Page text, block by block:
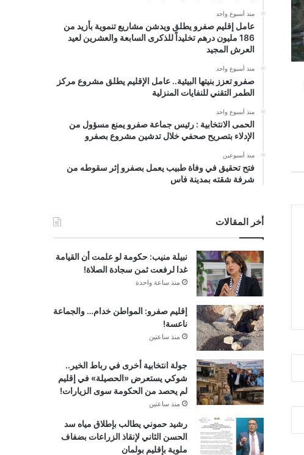
منذ أسبوع واحد
عامل إقليم صفرو يطلق ويدشن مشاريع تنموية بأزيد من
186 مليون درهم تخليداً للذكرى السابعة والعشرين لعيد
العرش المجيد
منذ أسبوع واحد
صفرو تعزز بنيتها البيئية.. عامل الإقليم يطلق مشروع مركز
الطمر التقني للنفايات المنزلية
منذ أسبوع واحد
الحمى الانتخابية : رئيس جماعة صفرو يمنع مسؤول من
الإدلاء بتصريح صحفي خلال تدشين مشروع بصفرو
منذ أسبوعين
فتح تحقيق في وفاة طبيب يعمل بصفرو إثر سقوطه من
شرفة شقته بمدينة فاس
أخر المقالات
نبيلة منيب: حكومة لو علمت أن القيامة
غدا لرفعت ثمن سجادة الصلاة!
منذ ساعة واحدة
إقليم صفرو: المواطن خدام… والجماعة
ناعسة!
منذ ساعتين
جولة انتخابية أخرى في رباط الخير..
شوكي يستعرض «الحصيلة» في إقليم
لم يحصد من الحكومة سوى الزيارات!
منذ ساعتين
رشيد حموني يطالب بإطلاق مياه سد
الحسن الثاني لإنقاذ الزراعات بضفاف
ملوية بإقليم بولمان